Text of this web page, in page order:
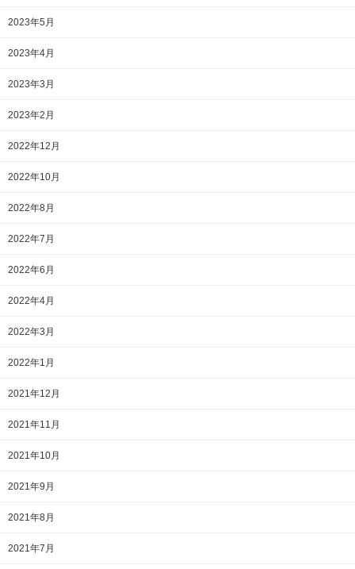
2023年5月
2023年4月
2023年3月
2023年2月
2022年12月
2022年10月
2022年8月
2022年7月
2022年6月
2022年4月
2022年3月
2022年1月
2021年12月
2021年11月
2021年10月
2021年9月
2021年8月
2021年7月